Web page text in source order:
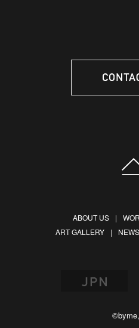
ABOUT US
ART GALLERY
NEWS